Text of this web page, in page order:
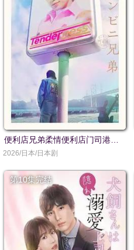
便利店兄弟柔情便利店门司港小金村门市
2026/日本/日本剧
第10集完结